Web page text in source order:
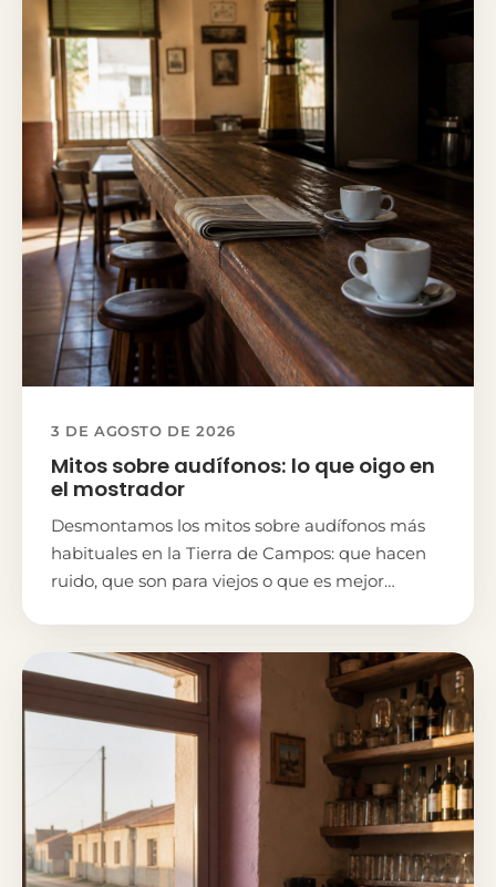
3 DE AGOSTO DE 2026
Mitos sobre audífonos: lo que oigo en
el mostrador
Desmontamos los mitos sobre audífonos más
habituales en la Tierra de Campos: que hacen
ruido, que son para viejos o que es mejor